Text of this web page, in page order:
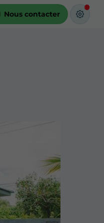
Nous contacter